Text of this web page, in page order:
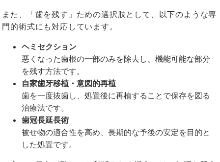
また、「歯を残す」ための選択肢として、以下のような専
門的術式にも対応しています。
ヘミセクション
悪くなった歯根の一部のみを除去し、機能可能な部分
を残す方法です。
自家歯牙移植・意図的再植
歯を一度抜歯し、処置後に再植することで保存を図る
治療法です。
歯冠長延長術
被せ物の適合性を高め、長期的な予後の安定を目的と
した処置です。